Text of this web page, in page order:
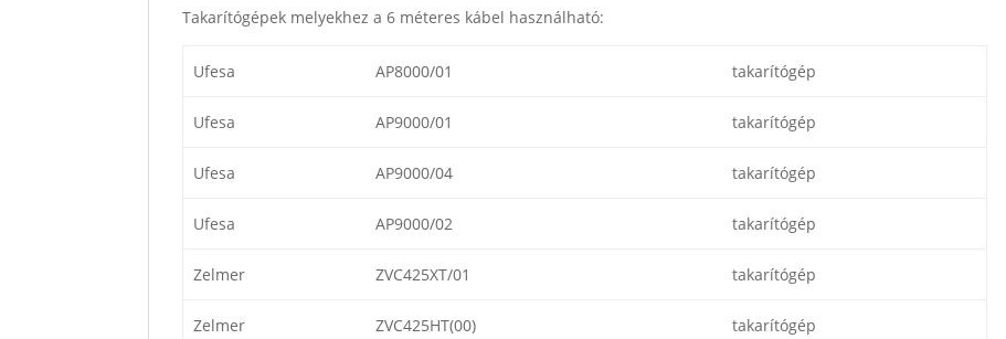
Takarítógépek melyekhez a 6 méteres kábel használható:
Ufesa AP8000/01 takarítógép
Ufesa AP9000/01 takarítógép
Ufesa AP9000/04 takarítógép
Ufesa AP9000/02 takarítógép
Zelmer ZVC425XT/01 takarítógép
Zelmer ZVC425HT(00) takarítógép